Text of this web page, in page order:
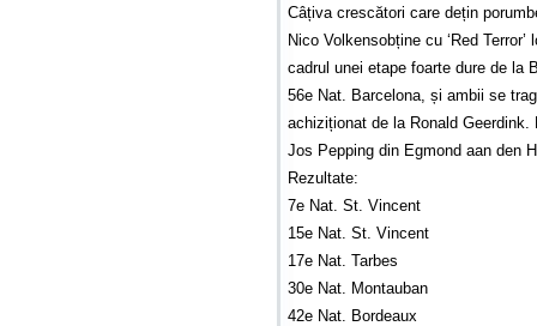
Câțiva crescători care dețin
Nico Volkensobține cu ‘Red
cadrul unei etape foarte dure de la
56e Nat. Barcelona, și ambii se
achiziționat de la Ronald Geerdink.
Jos Pepping din Egmond aan den
Rezultate:
7e Nat. St. Vincent
15e Nat. St. Vincent
17e Nat. Tarbes
30e Nat. Montauban
42e Nat. Bordeaux